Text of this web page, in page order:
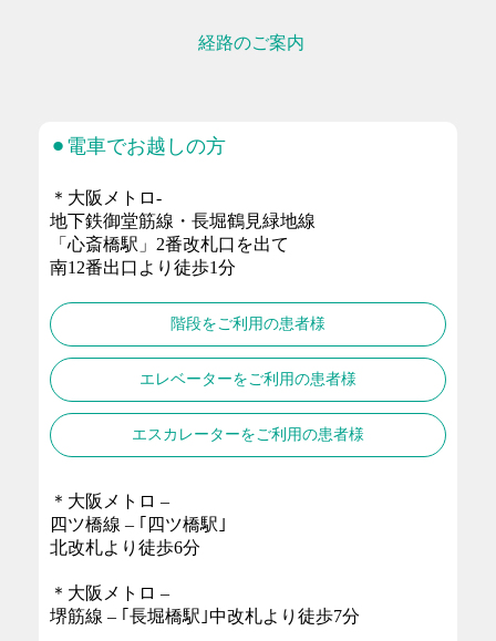
経路のご案内
⚫︎電車でお越しの方
＊大阪メトロ-
地下鉄御堂筋線・長堀鶴見緑地線
「心斎橋駅」2番改札口を出て
南12番出口より徒歩1分
階段をご利用の患者様
エレベーターをご利用の患者様
エスカレーターをご利用の患者様
＊大阪メトロ –
四ツ橋線 – ｢四ツ橋駅｣
北改札より徒歩6分
＊大阪メトロ –
堺筋線 – ｢長堀橋駅｣中改札より徒歩7分